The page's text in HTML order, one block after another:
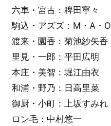
六車・宮古：稗田寧々
駒込・アズズ：M・A・O
渡来・園香：菊池紗矢香
里見・一郎：平田広明
本庄・美智：堀江由衣
和浦・野乃：日高里菜
御厨・小町：上坂すみれ
ロン毛：中村悠一